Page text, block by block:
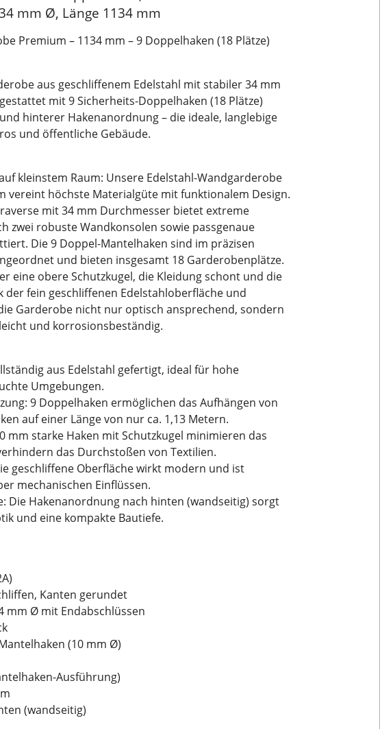
mm Ø, Länge 1134 mm
Premium – 1134 mm – 9 Doppelhaken (18 Plätze)
aus geschliffenem Edelstahl mit stabiler 34 mm
mit 9 Sicherheits-Doppelhaken (18 Plätze)
hinterer Hakenanordnung – die ideale, langlebige
und öffentliche Gebäude.
kleinstem Raum: Unsere Edelstahl-Wandgarderobe
vereint höchste Materialgüte mit funktionalem Design.
mit 34 mm Durchmesser bietet extreme
zwei robuste Wandkonsolen sowie passgenaue
Die 9 Doppel-Mantelhaken sind im präzisen
und bieten insgesamt 18 Garderobenplätze.
eine obere Schutzkugel, die Kleidung schont und die
der fein geschliffenen Edelstahloberfläche und
Garderobe nicht nur optisch ansprechend, sondern
und korrosionsbeständig.
aus Edelstahl gefertigt, ideal für hohe
Umgebungen.
9 Doppelhaken ermöglichen das Aufhängen von
auf einer Länge von nur ca. 1,13 Metern.
mm starke Haken mit Schutzkugel minimieren das
das Durchstoßen von Textilien.
geschliffene Oberfläche wirkt modern und ist
mechanischen Einflüssen.
Die Hakenanordnung nach hinten (wandseitig) sorgt
und eine kompakte Bautiefe.
Kanten gerundet
mm Ø mit Endabschlüssen
(10 mm Ø)
Ausführung)
(wandseitig)